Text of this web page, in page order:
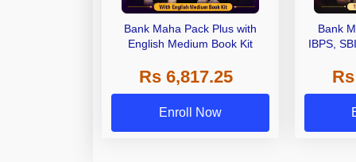
Bank Maha Pack Plus with
English Medium Book Kit
Rs 6,817.25
Enroll Now
Bank
IBPS,
Other